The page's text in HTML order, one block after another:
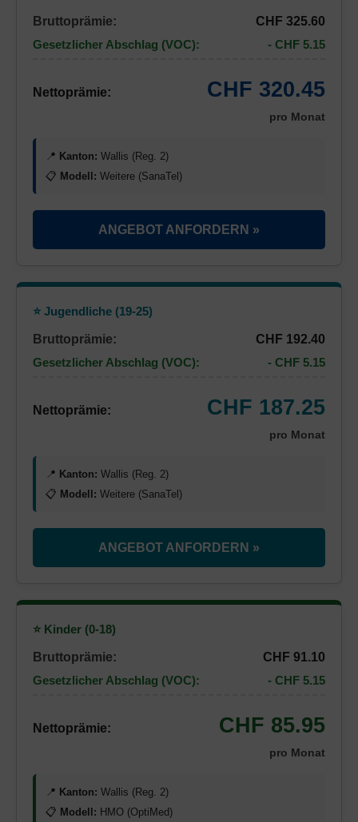
Bruttoprämie:
CHF 325.60
Gesetzlicher Abschlag (VOC):
- CHF 5.15
Nettoprämie: CHF 320.45
pro Monat
📍 Kanton: Wallis (Reg. 2)
📋 Modell: Weitere (SanaTel)
ANGEBOT ANFORDERN »
⭐ Jugendliche (19-25)
Bruttoprämie:
CHF 192.40
Gesetzlicher Abschlag (VOC):
- CHF 5.15
Nettoprämie: CHF 187.25
pro Monat
📍 Kanton: Wallis (Reg. 2)
📋 Modell: Weitere (SanaTel)
ANGEBOT ANFORDERN »
⭐ Kinder (0-18)
Bruttoprämie:
CHF 91.10
Gesetzlicher Abschlag (VOC):
- CHF 5.15
Nettoprämie: CHF 85.95
pro Monat
📍 Kanton: Wallis (Reg. 2)
📋 Modell: HMO (OptiMed)